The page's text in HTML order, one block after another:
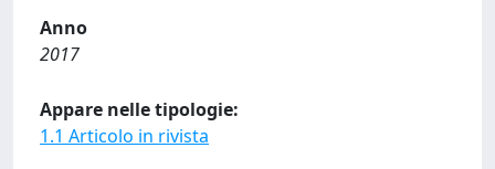
Anno
2017
Appare nelle tipologie:
1.1 Articolo in rivista